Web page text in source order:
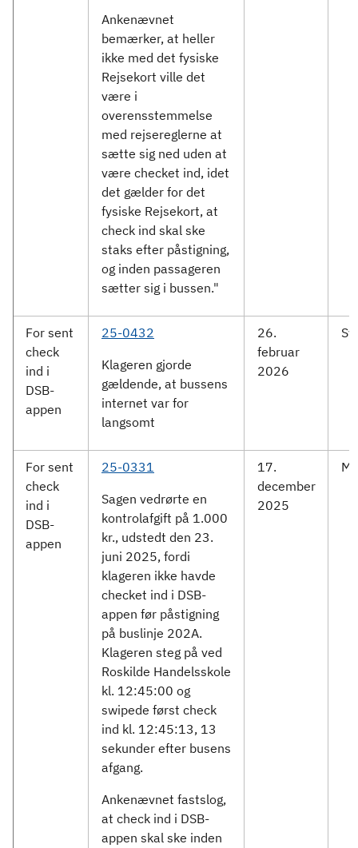
Ankenævnet
bemærker, at heller
ikke med det fysiske
Rejsekort ville det
være i
overensstemmelse
med rejsereglerne at
sætte sig ned uden at
være checket ind, idet
det gælder for det
fysiske Rejsekort, at
check ind skal ske
staks efter påstigning,
og inden passageren
sætter sig i bussen."
For sent
check
ind i
DSB-
appen
25-0432
Klageren gjorde
gældende, at bussens
internet var for
langsomt
26.
februar
2026
For sent
check
ind i
DSB-
appen
25-0331
Sagen vedrørte en
kontrolafgift på 1.000
kr., udstedt den 23.
juni 2025, fordi
klageren ikke havde
checket ind i DSB-
appen før påstigning
på buslinje 202A.
Klageren steg på ved
Roskilde Handelsskole
kl. 12:45:00 og
swipede først check
ind kl. 12:45:13, 13
sekunder efter busens
afgang.
Ankenævnet fastslog,
at check ind i DSB-
appen skal ske inden
17.
december
2025